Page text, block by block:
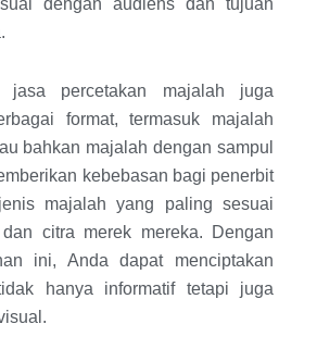
jasa percetakan majalah juga
format, termasuk majalah
bahkan majalah dengan sampul
kebebasan bagi penerbit
majalah yang paling sesuai
citra merek mereka. Dengan
ini, Anda dapat menciptakan
hanya informatif tetapi juga